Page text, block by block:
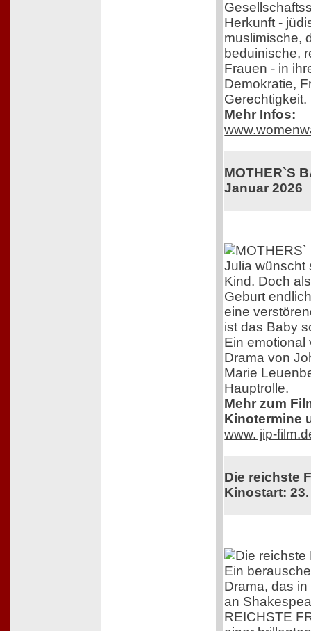
Herkunft -
muslimische,
beduinische,
Frauen - in
Demokratie,
Gerechtigkeit.
Mehr Infos:
MOTHER`S
Januar 2026
Julia wünscht
Kind. Doch
Geburt
eine
ist das Baby
Ein emotional
Drama von
Marie
Hauptrolle.
Mehr zum
Kinotermine
www. jip-
Die reichste
Kinostart:
Ein
Drama, das
an
REICHSTE